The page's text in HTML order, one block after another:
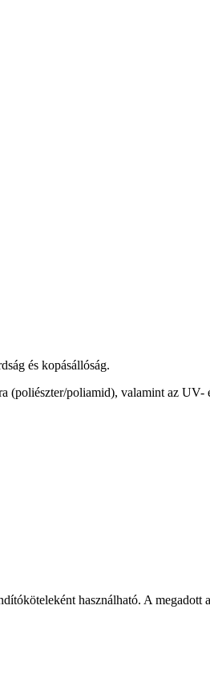
és kopásállóság.
(poliészter/poliamid), valamint az UV-
használható. A megadott